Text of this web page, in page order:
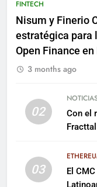
FINTECH
Nisum y Finerio
estratégica para
Open Finance
3 months ago
02
Con el
03
El